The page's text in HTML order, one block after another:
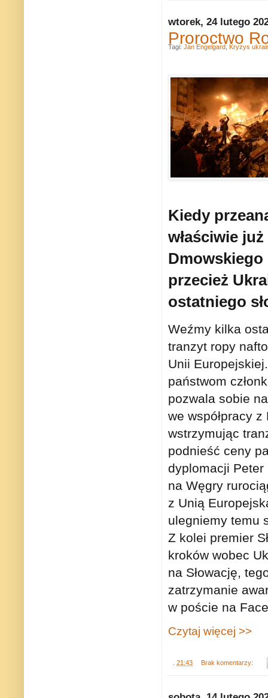
wtorek, 24 lutego
Proroctwo
Kiedy
właściwie
Dmowskiego
przecież
ostatniego
Weźmy kilka
tranzyt ropy
Unii
państwom
pozwala sobie
we współpracy
wstrzymując
podnieść ceny
dyplomacji Peter
na Węgry
z Unią
ulegniemy temu
Z kolei premier
kroków wobec
na Słowację,
zatrzymanie
w poście na
Czytaj więcej >>
21:43 Brak komentarzy:
Tagi: Jan Engelgard Kryzys